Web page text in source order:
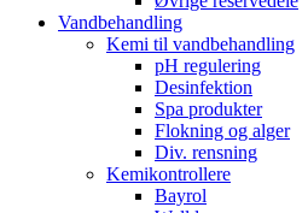
Vandbehandling
Kemi til vandbehandling
pH regulering
Desinfektion
Spa produkter
Flokning og alger
Div. rensning
Kemikontrollere
Bayrol